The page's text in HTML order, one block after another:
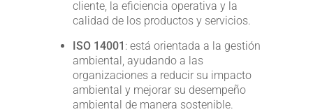
cliente, la eficiencia operativa y la
calidad de los productos y servicios.
ISO 14001 : está orientada a la gestión
ambiental, ayudando a las
organizaciones a reducir su impacto
ambiental y mejorar su desempeño
ambiental de manera sostenible.